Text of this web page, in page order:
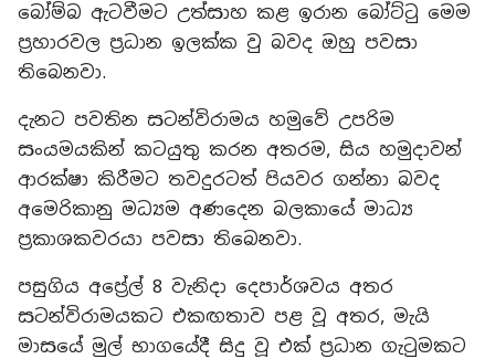
බෝම්බ ඇටවීමට උත්සාහ කළ ඉරාන බෝට්ටු මෙම
ප්‍රහාරවල ප්‍රධාන ඉලක්ක වු බවද ඔහු පවසා
තිබෙනවා.
දැනට පවතින සටන්විරාමය හමුවේ උපරිම
සංයමයකින් කටයුතු කරන අතරම, සිය හමුදාවන්
ආරක්ෂා කිරීමට තවදුරටත් පියවර ගන්නා බවද
අමෙරිකානු මධ්‍යම අණදෙන බලකායේ මාධ්‍ය
ප්‍රකාශකවරයා පවසා තිබෙනවා.
පසුගිය අප්‍රේල් 8 වැනිදා දෙපාර්ශවය අතර
සටන්විරාමයකට එකඟතාව පළ වූ අතර, මැයි
මාසයේ මුල් භාගයේදී සිදු වූ එක් ප්‍රධාන ගැටුමකට